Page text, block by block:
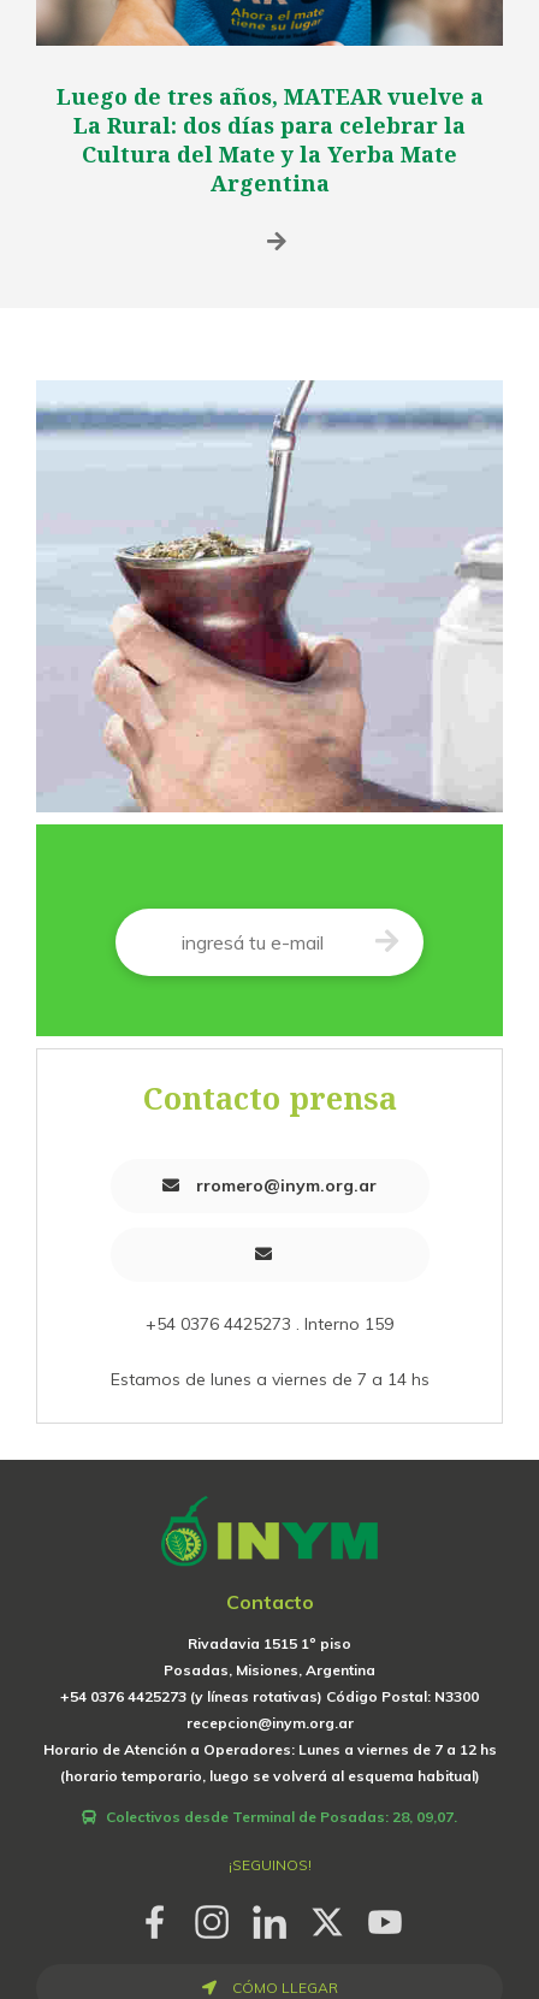
Luego de tres años, MATEAR vuelve a
La Rural: dos días para celebrar la
Cultura del Mate y la Yerba Mate
Argentina
Correo
Contacto prensa
rromero@inym.org.ar
+54 0376 4425273 . Interno 159
Estamos de lunes a viernes de 7 a 14 hs
Contacto
Rivadavia 1515 1º piso
Posadas, Misiones, Argentina
+54 0376 4425273 (y líneas rotativas) Código Postal: N3300
recepcion@inym.org.ar
Horario de Atención a Operadores: Lunes a viernes de 7 a 12 hs
(horario temporario, luego se volverá al esquema habitual)
Colectivos desde Terminal de Posadas: 28, 09,07.
¡SEGUINOS!
CÓMO LLEGAR